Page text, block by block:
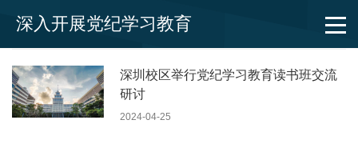
深入开展党纪学习教育
深圳校区举行党纪学习教育读书班交流
研讨
2024-04-25